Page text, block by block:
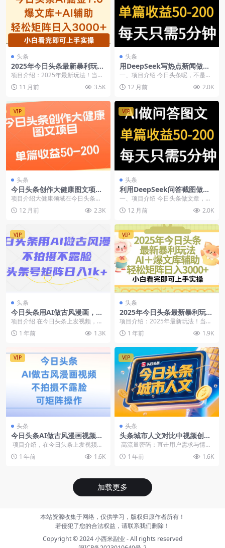
头条
2025年今日头条最新暴利玩法
7.0，一键生成爆款，轻松实现
矩阵日入3000+
项目介绍：2025年最新玩法！当下
最火！简单零成本！0粉丝照样有收
益，复制粘贴即...
11 月前 3.5K
头条
用DeepSeek写热点新闻做微
头条，1分钟1条日收益200+
一、项目介绍 今日头条呢，不是一
个特别稳定的平台，流量有高有
低，少的时候几十块，...
12 月前 2.0K
VIP
头条
今日头条创作大健康图文项
目，单篇收益50-200
项目介绍大健康领域在今日头条是
比较受欢迎的，因为头条的主要用
户是35岁以上的男士...
12 月前 2.3K
VIP
头条
利用DeepSeek问答截图做今
日头条图文，单篇收益50-200
一、项目介绍 今日头条做文章，万
次阅读收益在5-20块，前期账号权
重较低，浏览性...
12 月前 2.0K
VIP
头条
今日头条用AI做古风漫画，不
拍摄，不露脸，头条号矩阵日
入1k+
项目介绍 在今日头条上发视频，有
了播放量，平台就给你打钱。跟其
他平台的创作激励差...
1 年前 1.3K
VIP
头条
2025年今日头条最新暴利玩
法，一键生成爆款，轻松实现
矩阵日入3000+
项目介绍：2025年最新玩法！当下
最火！简单零成本！0粉丝照样有收
益，复制粘贴即...
1 年前 1.9K
VIP
头条
今日头条AI做古风漫画视频，
不拍摄不露脸，可矩阵操作
项目介绍，在今日头条上发视频，
有了播放量，平台就给你打钱。跟
其他平台...
1 年前 1.6K
VIP
头条
头条城市人文对比中视频创作
与变现指南，高流量赛道解析
高流量密码：直击用户需求与情感
共鸣快节奏的现代生活，让用户对
信息获取...
1 年前 1.6K
加载更多
本站资源收集于网络，仅供学习，版权归原作者所有！
若侵犯了您的合法权益，请联系我们删除！
Copyright © 2024小西米副业 - All rights reserved